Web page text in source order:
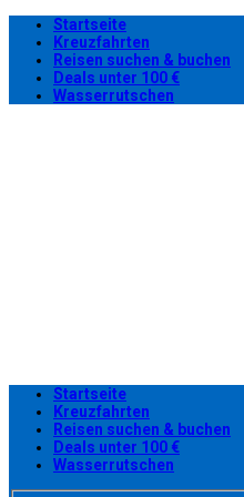
Startseite
Kreuzfahrten
Reisen suchen & buchen
Deals unter 100 €
Wasserrutschen
Startseite
Kreuzfahrten
Reisen suchen & buchen
Deals unter 100 €
Wasserrutschen